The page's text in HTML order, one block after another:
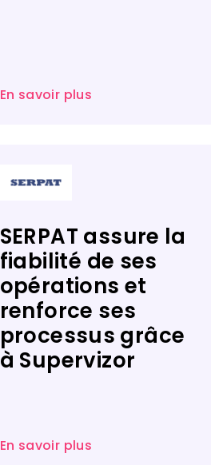
En savoir plus
SERPAT assure la
fiabilité de ses
opérations et
renforce ses
processus grâce
à Supervizor​
En savoir plus